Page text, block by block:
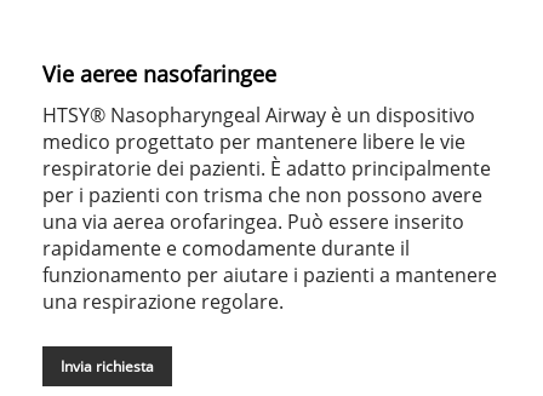
Vie aeree nasofaringee
HTSY® Nasopharyngeal Airway è un dispositivo
medico progettato per mantenere libere le vie
respiratorie dei pazienti. È adatto principalmente
per i pazienti con trisma che non possono avere
una via aerea orofaringea. Può essere inserito
rapidamente e comodamente durante il
funzionamento per aiutare i pazienti a mantenere
una respirazione regolare.
Invia richiesta